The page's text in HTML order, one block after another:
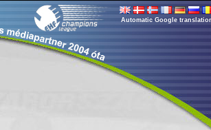
Automatic Google